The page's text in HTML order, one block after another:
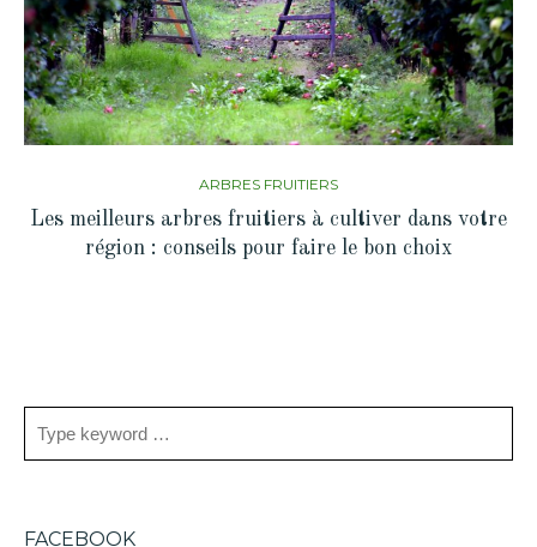
ARBRES FRUITIERS
Les meilleurs arbres fruitiers à cultiver dans votre
région : conseils pour faire le bon choix
FACEBOOK